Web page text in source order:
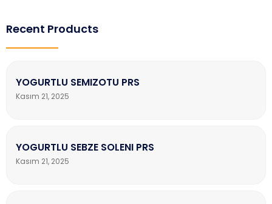
Recent Products
YOGURTLU SEMIZOTU PRS
Kasım 21, 2025
YOGURTLU SEBZE SOLENI PRS
Kasım 21, 2025